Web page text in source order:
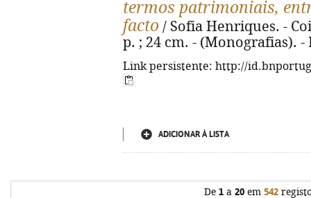
termos patrimoniais,
facto / Sofia Henriques. -
p. ; 24 cm. - (Monografias). -
Link persistente: http://
ADICIONAR À LISTA
De 1 a 20 em 542